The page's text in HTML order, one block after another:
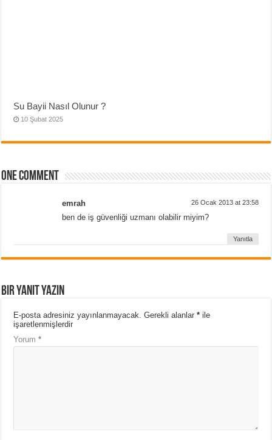
Su Bayii Nasıl Olunur ?
10 Şubat 2025
One comment
emrah 26 Ocak 2013 at 23:58
ben de iş güvenliği uzmanı olabilir miyim?
Yanıtla
Bir yanıt yazın
E-posta adresiniz yayınlanmayacak. Gerekli alanlar* ile
işaretlenmişlerdir
Yorum*